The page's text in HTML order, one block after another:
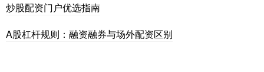
炒股配资门户优选指南
A股杠杆规则：融资融券与场外配资区别